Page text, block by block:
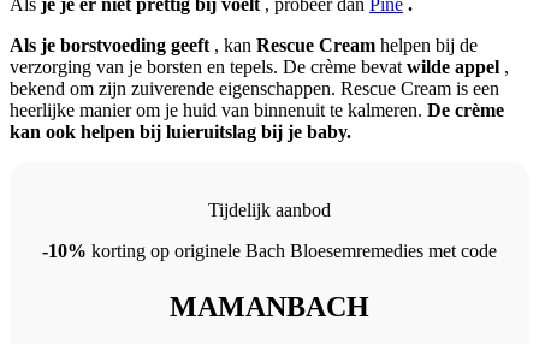
Als je je er niet prettig bij voelt , probeer dan Pine .
Als je borstvoeding geeft , kan Rescue Cream helpen bij de
verzorging van je borsten en tepels. De crème bevat wilde appel ,
bekend om zijn zuiverende eigenschappen. Rescue Cream is een
heerlijke manier om je huid van binnenuit te kalmeren. De crème
kan ook helpen bij luieruitslag bij je baby.
Tijdelijk aanbod
-10% korting op originele Bach Bloesemremedies met code
MAMANBACH